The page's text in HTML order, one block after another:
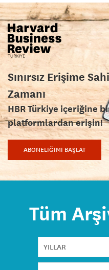
Sınırsız Erişime
Zamanı
HBR Türkiye içeriğine
platformlardan erişin!
ABONELİĞİMİ BAŞLAT
Tüm